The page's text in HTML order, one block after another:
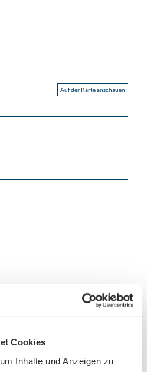
Cookies
Inhalte und Anzeigen zu
Auf der Karte anschauen